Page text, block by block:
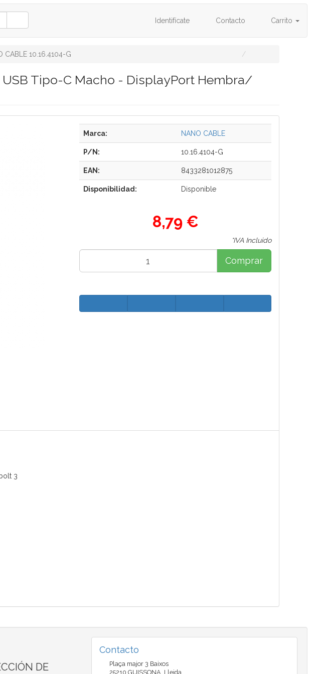
Identifícate Contacto Carrito
CABLE 10.16.4104-G
Tipo-C Macho - DisplayPort Hembra/
Marca: NANO CABLE
P/N: 10.16.4104-G
EAN: 8433281012875
Disponibilidad: Disponible
8,79 €
*IVA Incluido
Comprar
3
DE
Contacto
Plaça major 3 Baixos
25210 GUISSONA Lleida